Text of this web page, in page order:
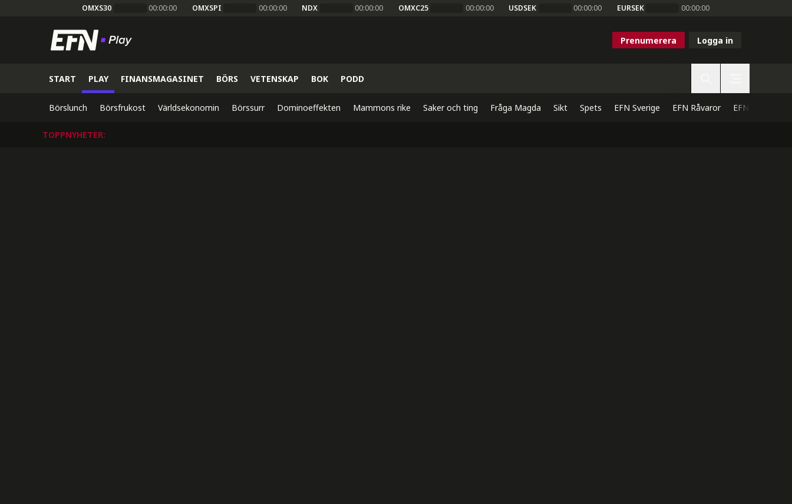
OMXS30 00:00:00 OMXSPI 00:00:00 NDX 00:00:00 OMXC25 00:00:00 USDSEK 00:00:00 EURSEK 00:00:00
Prenumerera Logga in
START PLAY FINANSMAGASINET BÖRS VETENSKAP BOK PODD
Börslunch Börsfrukost Världsekonomin Börssurr Dominoeffekten Mammons rike Saker och ting Fråga Magda Sikt Spets EFN Sverige EFN Råvaror EFN Direkt
TOPPNYHETER: